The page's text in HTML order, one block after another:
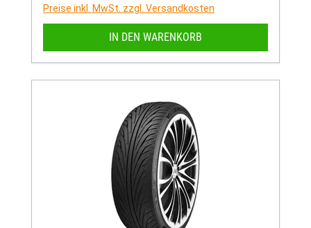
Preise inkl. MwSt. zzgl. Versandkosten
IN DEN WARENKORB